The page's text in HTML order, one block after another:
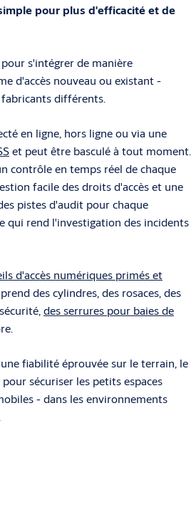
pour plus d'efficacité et de
s'intégrer de manière
d'accès nouveau ou existant -
différents.
en ligne, hors ligne ou via une
et peut être basculé à tout moment.
contrôle en temps réel de chaque
facile des droits d'accès et une
pistes d'audit pour chaque
qui rend l'investigation des incidents
d'accès numériques primés et
des cylindres, des rosaces, des
des serrures pour baies de
fiabilité éprouvée sur le terrain, le
sécuriser les petits espaces
- dans les environnements